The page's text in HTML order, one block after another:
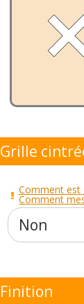
Grille
Comment est
Comment
Finition